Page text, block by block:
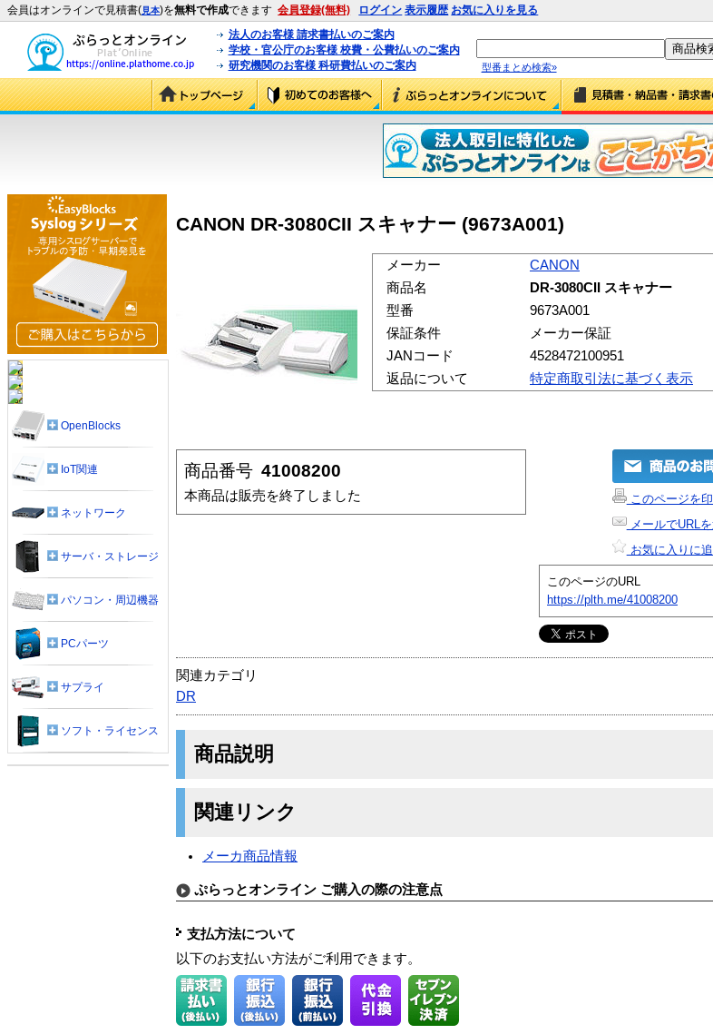
会員はオンラインで見積書(見本)を無料で作成できます 会員登録(無料) ログイン 表示履歴 お気に入りを見る
法人のお客様 請求書払いのご案内
学校・官公庁のお客様 校費・公費払いのご案内
研究機関のお客様 科研費払いのご案内
型番まとめ検索»
CANON DR-3080CII スキャナー (9673A001)
メーカー
CANON
商品名
DR-3080CII スキャナー
型番
9673A001
保証条件
メーカー保証
JANコード
4528472100951
返品について
特定商取引法に基づく表示
商品番号 41008200
本商品は販売を終了しました
このページを
メールでURL
お気に入りに
このページのURL
https://plth.me/41008200
関連カテゴリ
DR
商品説明
関連リンク
メーカ商品情報
ぷらっとオンライン ご購入の際の注意点
支払方法について
以下のお支払い方法がご利用できます。
OpenBlocks
IoT関連
ネットワーク
サーバ・ストレージ
パソコン・周辺機器
PCパーツ
サプライ
ソフト・ライセンス